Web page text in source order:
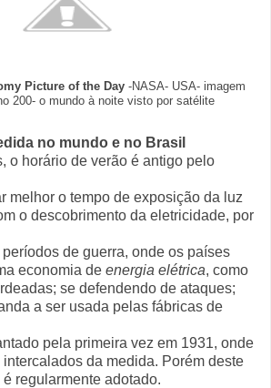
Picture of the Day -NASA- USA- imagem
200- o mundo à noite visto por satélite
no mundo e no Brasil
o horário de verão é antigo pelo
melhor o tempo de exposição da luz
o descobrimento da eletricidade, por
de guerra, onde os países
economia de energia elétrica, como
se defendendo de ataques;
a ser usada pelas fábricas de
pela primeira vez em 1931, onde
da medida. Porém deste
regularmente adotado.